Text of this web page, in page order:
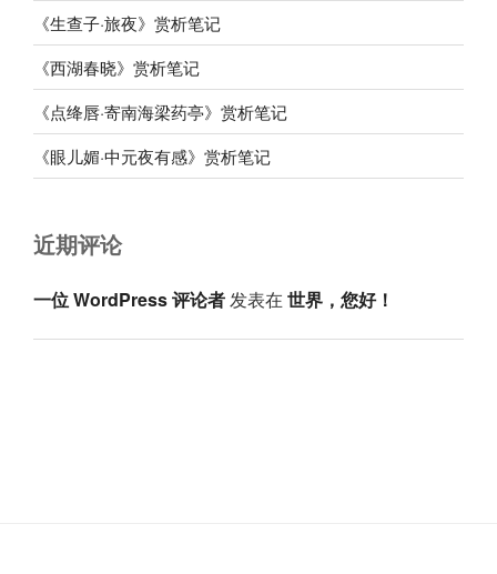
《生查子·旅夜》赏析笔记
《西湖春晓》赏析笔记
《点绛唇·寄南海梁药亭》赏析笔记
《眼儿媚·中元夜有感》赏析笔记
近期评论
一位 WordPress 评论者发表在 世界，您好！